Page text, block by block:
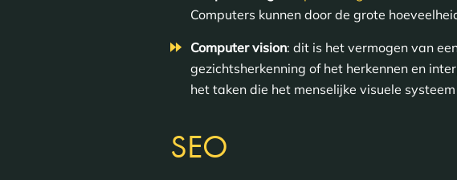
Computers kunnen door de grote
Computer vision: dit is het vermogen van
gezichtsherkenning of het herkennen en
het taken die het menselijke visuele
SEO